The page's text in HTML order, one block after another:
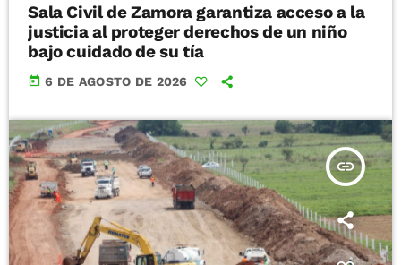
Sala Civil de Zamora garantiza acceso a la
justicia al proteger derechos de un niño
bajo cuidado de su tía
today 6 DE AGOSTO DE 2026
insert_link